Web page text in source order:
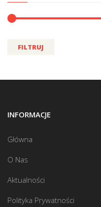
FILTRUJ
INFORMACJE
Główna
O Nas
Aktualności
Polityka Prywatności